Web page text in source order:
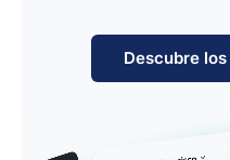
Descubre